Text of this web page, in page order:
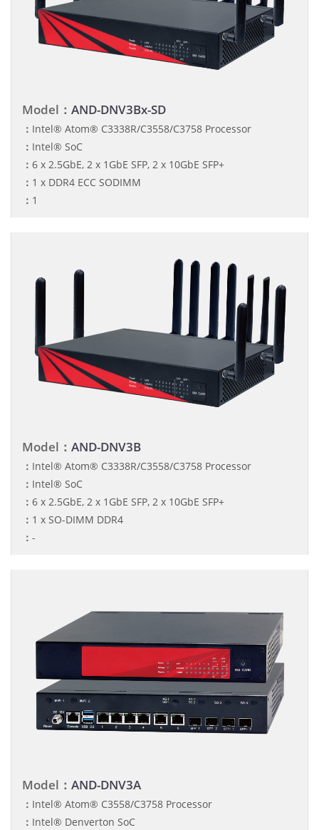
Model： AND-DNV3Bx-SD
： Intel® Atom® C3338R/C3558/C3758 Processor
： Intel® SoC
： 6 x 2.5GbE, 2 x 1GbE SFP, 2 x 10GbE SFP+
： 1 x DDR4 ECC SODIMM
： 1
Model： AND-DNV3B
： Intel® Atom® C3338R/C3558/C3758 Processor
： Intel® SoC
： 6 x 2.5GbE, 2 x 1GbE SFP, 2 x 10GbE SFP+
： 1 x SO-DIMM DDR4
： -
Model： AND-DNV3A
： Intel® Atom® C3558/C3758 Processor
： Intel® Denverton SoC